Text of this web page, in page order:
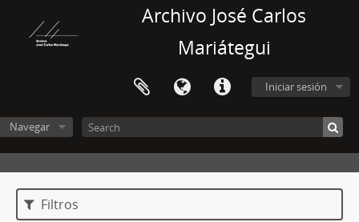
Archivo José Carlos
Mariátegui
Iniciar sesión
Navegar
Filtros